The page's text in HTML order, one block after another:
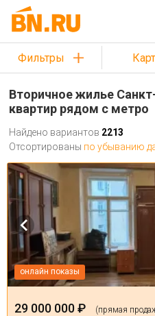
Фильтры
Вторичное жилье
квартир рядом с метро
Найдено вариантов 2213
Отсортированы по убыванию
онлайн показы
29 000 000 ₽ (прямая